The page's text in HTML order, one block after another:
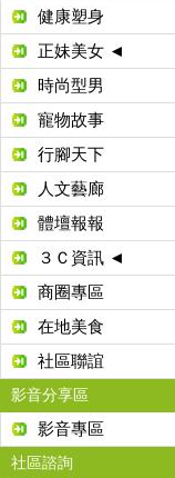
健康塑身
正妹美女 ◄
時尚型男
寵物故事
行腳天下
人文藝廊
體壇報報
３Ｃ資訊 ◄
商圈專區
在地美食
社區聯誼
影音分享區
影音專區
社區諮詢